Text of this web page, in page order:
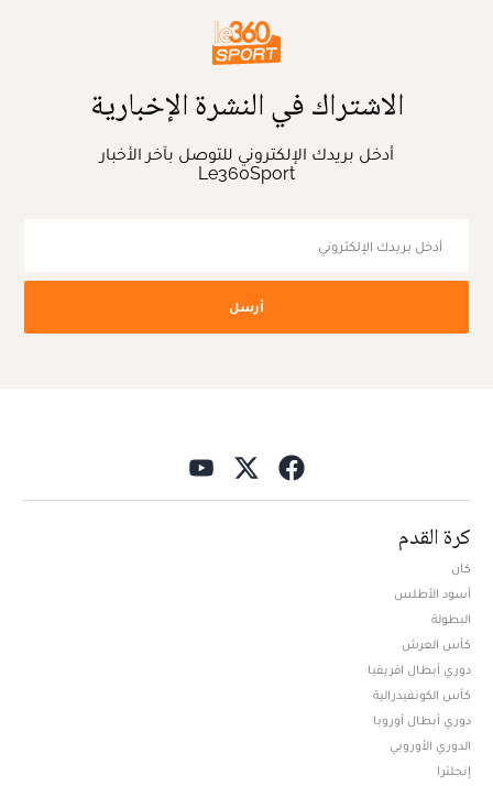
الاشتراك في النشرة الإخبارية
أدخل بريدك الإلكتروني للتوصل بآخر الأخبار
Le360Sport
أرسل
كرة القدم
كان
أسود الأطلس
البطولة
كأس العرش
دوري أبطال افريقيا
كأس الكونفيدرالية
دوري أبطال أوروبا
الدوري الأوروبي
إنجلترا